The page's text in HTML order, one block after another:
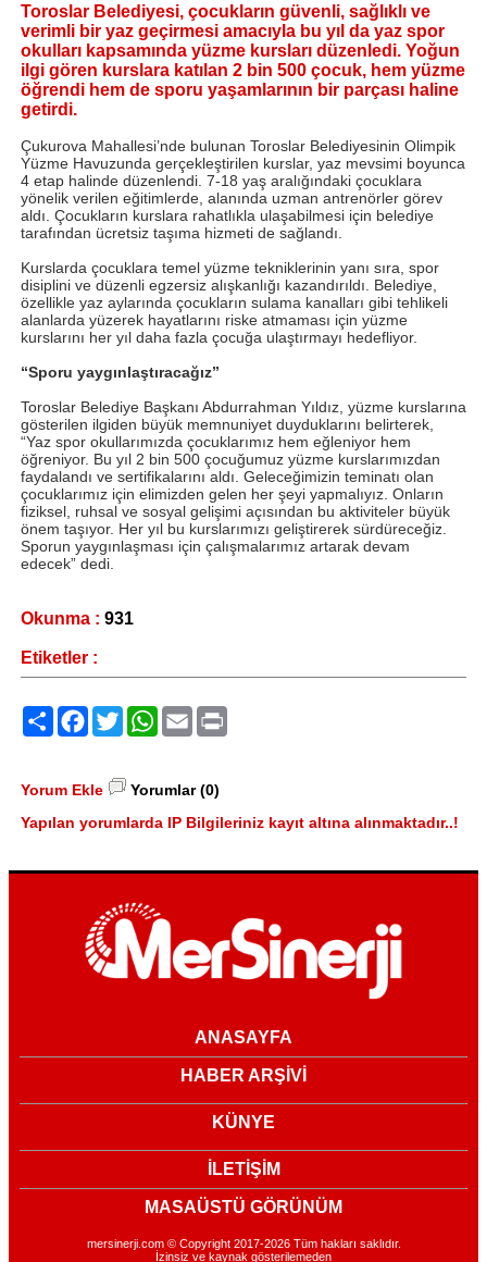
Toroslar Belediyesi, çocukların güvenli, sağlıklı ve
verimli bir yaz geçirmesi amacıyla bu yıl da yaz spor
okulları kapsamında yüzme kursları düzenledi. Yoğun
ilgi gören kurslara katılan 2 bin 500 çocuk, hem yüzme
öğrendi hem de sporu yaşamlarının bir parçası haline
getirdi.
Çukurova Mahallesi’nde bulunan Toroslar Belediyesinin Olimpik
Yüzme Havuzunda gerçekleştirilen kurslar, yaz mevsimi boyunca
4 etap halinde düzenlendi. 7-18 yaş aralığındaki çocuklara
yönelik verilen eğitimlerde, alanında uzman antrenörler görev
aldı. Çocukların kurslara rahatlıkla ulaşabilmesi için belediye
tarafından ücretsiz taşıma hizmeti de sağlandı.
Kurslarda çocuklara temel yüzme tekniklerinin yanı sıra, spor
disiplini ve düzenli egzersiz alışkanlığı kazandırıldı. Belediye,
özellikle yaz aylarında çocukların sulama kanalları gibi tehlikeli
alanlarda yüzerek hayatlarını riske atmaması için yüzme
kurslarını her yıl daha fazla çocuğa ulaştırmayı hedefliyor.
“Sporu yaygınlaştıracağız”
Toroslar Belediye Başkanı Abdurrahman Yıldız, yüzme kurslarına
gösterilen ilgiden büyük memnuniyet duyduklarını belirterek,
“Yaz spor okullarımızda çocuklarımız hem eğleniyor hem
öğreniyor. Bu yıl 2 bin 500 çocuğumuz yüzme kurslarımızdan
faydalandı ve sertifikalarını aldı. Geleceğimizin teminatı olan
çocuklarımız için elimizden gelen her şeyi yapmalıyız. Onların
fiziksel, ruhsal ve sosyal gelişimi açısından bu aktiviteler büyük
önem taşıyor. Her yıl bu kurslarımızı geliştirerek sürdüreceğiz.
Sporun yaygınlaşması için çalışmalarımız artarak devam
edecek” dedi.
Okunma : 931
Etiketler :
PaylaşFacebook
TwitterWhatsApp
Email
Yorum Ekle
Yorumlar (0)
Yapılan yorumlarda IP Bilgileriniz kayıt altına alınmaktadır..!
ANASAYFA
HABER ARŞİVİ
KÜNYE
İLETİŞİM
MASAÜSTÜ GÖRÜNÜM
mersinerji.com © Copyright 2017-2026 Tüm hakları saklıdır.
İzinsiz ve kaynak gösterilemeden